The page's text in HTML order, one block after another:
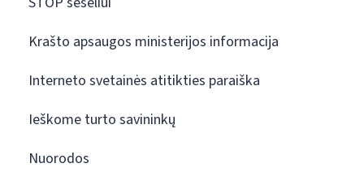
Krašto apsaugos ministerijos informacija
Interneto svetainės atitikties paraiška
Ieškome turto savininkų
Nuorodos